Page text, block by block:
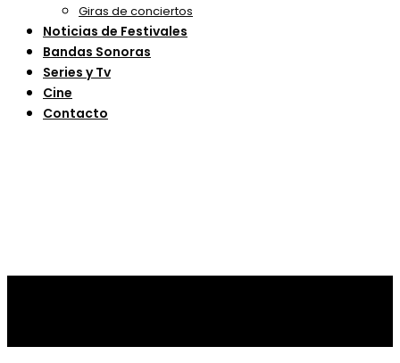
Giras de conciertos
Noticias de Festivales
Bandas Sonoras
Series y Tv
Cine
Contacto